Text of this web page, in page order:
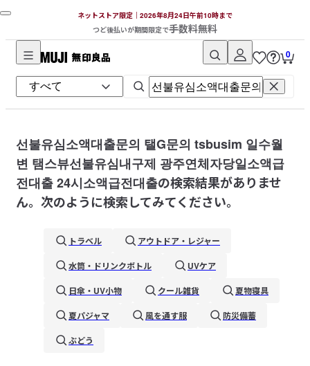
ネットストア限定｜2026年8月24日午前10時まで
つど後払いが期間限定で手数料無料
無
印
良
ネ
ッ
ト
ス
ト
0
선불유심소액대출문의 탤G문의 tsbusim 일수월
변 탬스뷰선불유심내구제 광주연체자당일소액급
전대출 24시소액급전대출の検索結果がありませ
ん。次のように検索してみてください。
トラベル
アウトドア・レジャー
水筒・ドリンクボトル
UVケア
日傘・UV小物
クール雑貨
夏物寝具
夏パジャマ
風を通す服
防災備蓄
ぶどう